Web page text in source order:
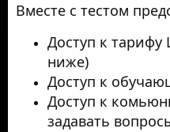
Вместе с тестом
Доступ к тарифу
ниже)​
Доступ к
Доступ к
задавать